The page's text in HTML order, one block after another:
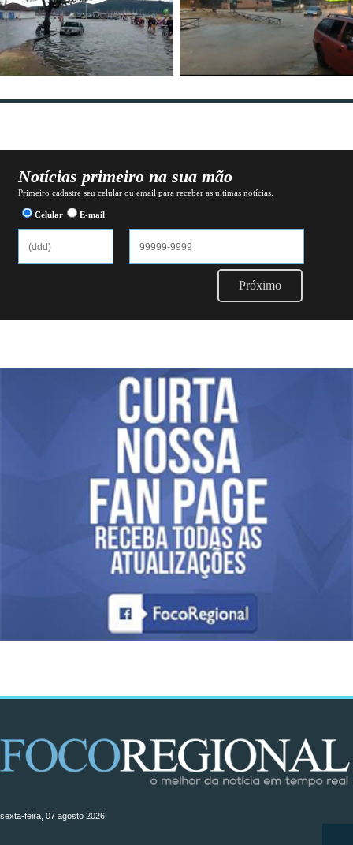
Notícias primeiro na sua mão
Primeiro cadastre seu celular ou email para receber as ultimas notícias.
Celular E-mail
Próximo
sexta-feira, 07 agosto 2026